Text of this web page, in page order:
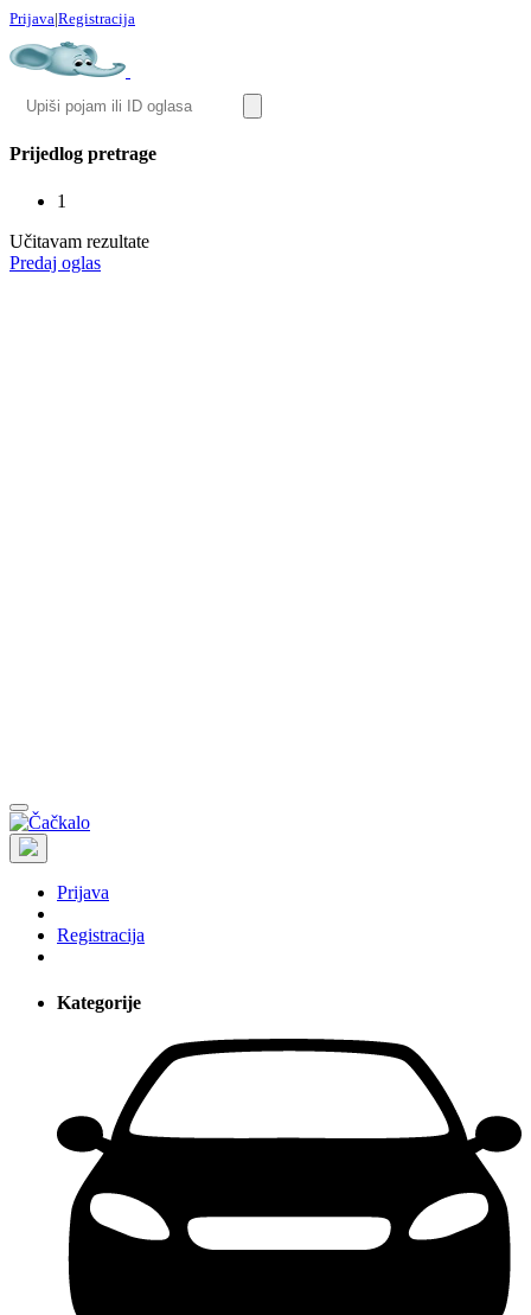
Prijava|Registracija
Prijedlog pretrage
1
Učitavam rezultate
Predaj oglas
Prijava
Registracija
Kategorije